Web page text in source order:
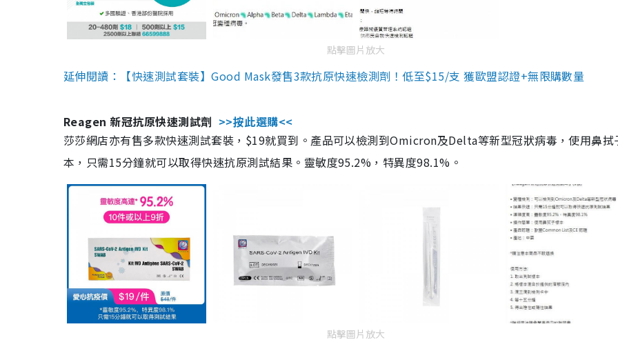
點擊圖片放大
延伸閱讀：【快速測試套裝】Good Mask發售3款抗原快速檢測劑！低至$15/支 獲歐盟認證+無限購數量
Reagen 新冠抗原快速測試劑 >>按此選購<<
莎莎網店亦有售多款快速測試套裝，$19就買到。產品可以檢測到Omicron及Delta等新型冠狀病毒，使用鼻拭
本，只需15分鐘就可以取得快速抗原測試結果。靈敏度95.2%，特異度98.1%。
點擊圖片放大